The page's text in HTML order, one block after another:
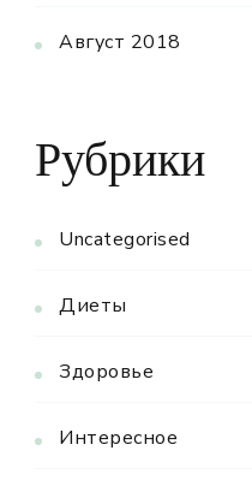
Август 2018
Рубрики
Uncategorised
Диеты
Здоровье
Интересное